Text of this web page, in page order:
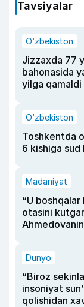
Tavsiyalar
O‘zbekiston
Jizzaxda 77
bahonasida
yilga qamaldi
O‘zbekiston
Toshkentda
6 kishiga sud
Madaniyat
“U
otasini
Dunyo
“Biroz
insoniyat
qolishidan